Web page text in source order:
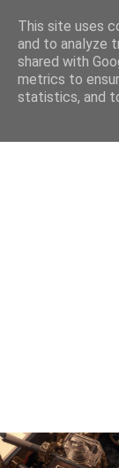
This site uses
and to analyze
shared with
metrics to
statistics, and